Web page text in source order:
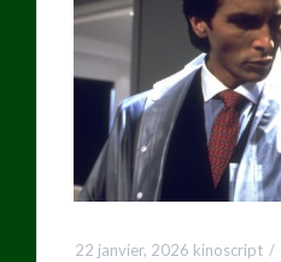
22 janvier, 2026 kinoscript